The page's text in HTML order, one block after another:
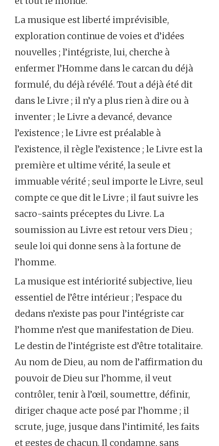
La musique est liberté imprévisible,
exploration continue de voies et d’idées
nouvelles ; l’intégriste, lui, cherche à
enfermer l’Homme dans le carcan du déjà
formulé, du déjà révélé. Tout a déjà été dit
dans le Livre ; il n’y a plus rien à dire ou à
inventer ; le Livre a devancé, devance
l’existence ; le Livre est préalable à
l’existence, il règle l’existence ; le Livre est la
première et ultime vérité, la seule et
immuable vérité ; seul importe le Livre, seul
compte ce que dit le Livre ; il faut suivre les
sacro-saints préceptes du Livre. La
soumission au Livre est retour vers Dieu ;
seule loi qui donne sens à la fortune de
l’homme.
La musique est intériorité subjective, lieu
essentiel de l’être intérieur ; l’espace du
dedans n’existe pas pour l’intégriste car
l’homme n’est que manifestation de Dieu.
Le destin de l’intégriste est d’être totalitaire.
Au nom de Dieu, au nom de l’affirmation du
pouvoir de Dieu sur l’homme, il veut
contrôler, tenir à l’œil, soumettre, définir,
diriger chaque acte posé par l’homme ; il
scrute, juge, jusque dans l’intimité, les faits
et gestes de chacun. Il condamne, sans